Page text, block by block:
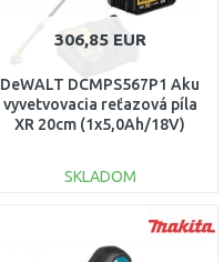
306,85 EUR
DeWALT DCMPS567P1 Aku
vyvetvovacia reťazová píla
XR 20cm (1x5,0Ah/18V)
SKLADOM
DO KOŠÍKA